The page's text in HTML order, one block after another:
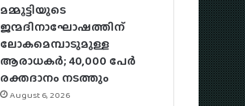
മമ്മൂട്ടിയുടെ
ജന്മദിനാഘോഷത്തിന്
ലോകമെമ്പാടുമുള്ള
ആരാധകര്‍; 40,000 പേര്‍
രക്തദാനം നടത്തും
August 6, 2026